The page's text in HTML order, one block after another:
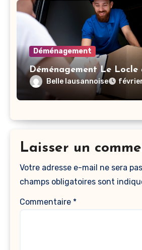
Déménagement
Déménagement Le Locle
Belle lausannoise
Laisser un
Votre adresse e-mail ne sera
champs obligatoires sont
Commentaire *